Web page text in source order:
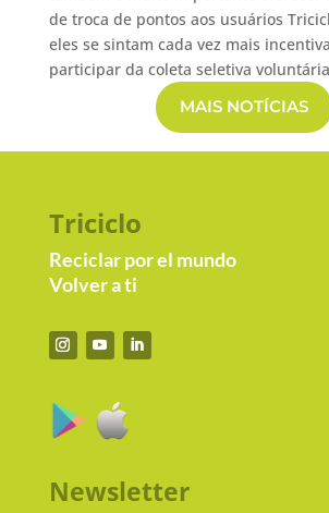
de troca de pontos aos usuários
eles se sintam cada vez mais
participar da coleta seletiva
MAIS NOTÍCIAS
Triciclo
Reciclar por el mundo
Volver a ti
Newsletter